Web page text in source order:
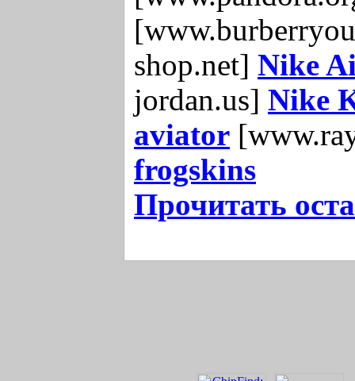
shop.net] Nike
jordan.us] Nike
aviator
frogskins
Прочитать